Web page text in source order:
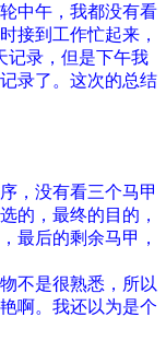
中午，我都没有看
接到工作忙起来，
记录，但是下午我
录了。这次的总结
，没有看三个马甲
的，最终的目的，
最后的剩余马甲，
不是很熟悉，所以
啊。我还以为是个